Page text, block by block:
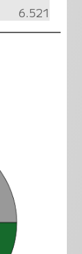
6.521